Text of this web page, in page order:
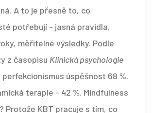
A to je přesně to, co
potřebují - jasná pravidla,
měřitelné výsledky. Podle
z časopisu Klinická psychologie
perfekcionismus úspěšnost 68 %.
terapie - 42 %. Mindfulness
Protože KBT pracuje s tím, co